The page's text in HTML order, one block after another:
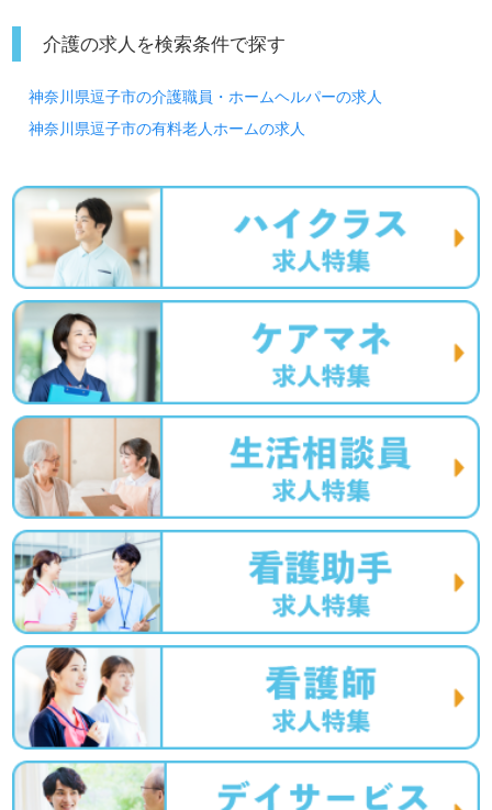
介護の求人を検索条件で探す
神奈川県逗子市の介護職員・ホームヘルパーの求人
神奈川県逗子市の有料老人ホームの求人